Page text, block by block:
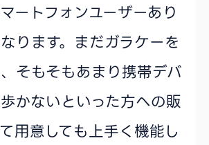
ートフォンユーザーあり
ります。まだガラケーを
そもそもあまり携帯デバ
かないといった方への販
用意しても上手く機能し